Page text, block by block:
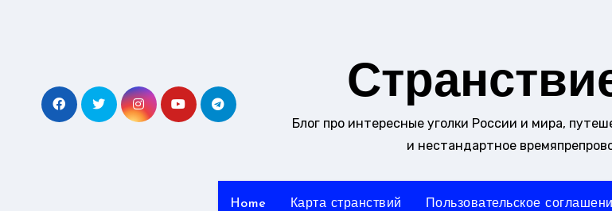
Блог про интересные уголки России и мира,
и нестандартное
Home Карта странствий Пользовательское